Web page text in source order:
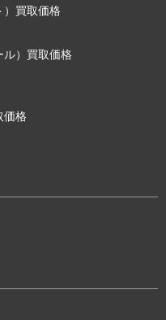
）買取価格
ル）買取価格
価格